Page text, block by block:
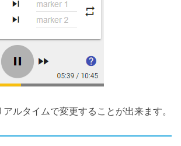
ルタイムで変更することが出来ます。